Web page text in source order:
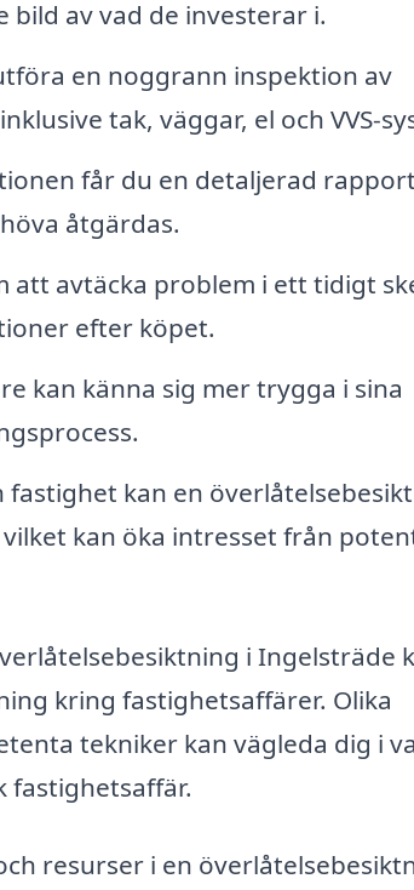
av vad de investerar i.
en noggrann inspektion av
tak, väggar, el och VVS-
får du en detaljerad
åtgärdas.
att avtäcka problem i ett tidigt
efter köpet.
kan känna sig mer trygga i sina
fastighet kan en
kan öka intresset från
i Ingelsträde
kring fastighetsaffärer. Olika
tekniker kan vägleda dig i
fastighetsaffär.
resurser i en